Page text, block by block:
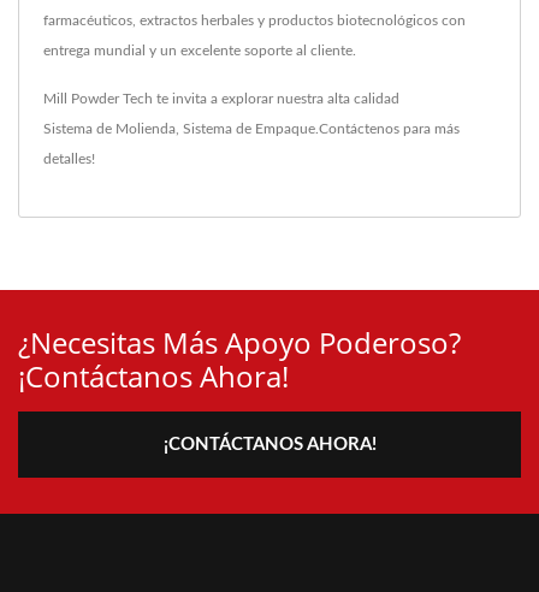
farmacéuticos, extractos herbales y productos biotecnológicos con
entrega mundial y un excelente soporte al cliente.
Mill Powder Tech te invita a explorar nuestra alta calidad
Sistema de Molienda, Sistema de Empaque.Contáctenos para más
detalles!
¿Necesitas Más Apoyo Poderoso?
¡Contáctanos Ahora!
¡CONTÁCTANOS AHORA!